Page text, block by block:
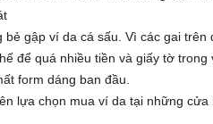
bẻ gập ví da cá sấu. Vì các gai
để quá nhiều tiền và giấy tờ
form dáng ban đầu.
lựa chọn mua ví da tại những